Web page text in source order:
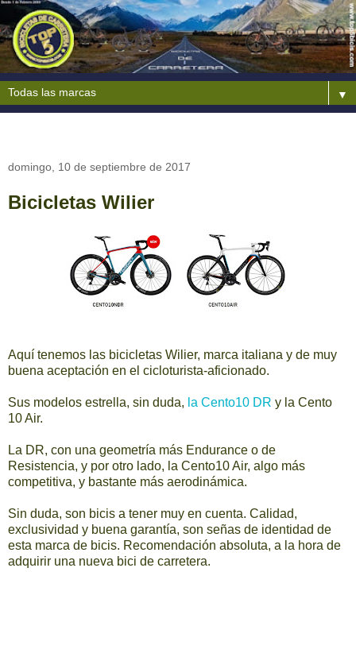
▼
domingo, 10 de septiembre de 2017
Bicicletas Wilier
Aquí tenemos las bicicletas Wilier, marca italiana y de muy
buena aceptación en el cicloturista-aficionado.
Sus modelos estrella, sin duda, la Cento10 DR y la Cento
10 Air.
La DR, con una geometría más Endurance o de
Resistencia, y por otro lado, la Cento10 Air, algo más
competitiva, y bastante más aerodinámica.
Sin duda, son bicis a tener muy en cuenta. Calidad,
exclusividad y buena garantía, son señas de identidad de
esta marca de bicis. Recomendación absoluta, a la hora de
adquirir una nueva bici de carretera.